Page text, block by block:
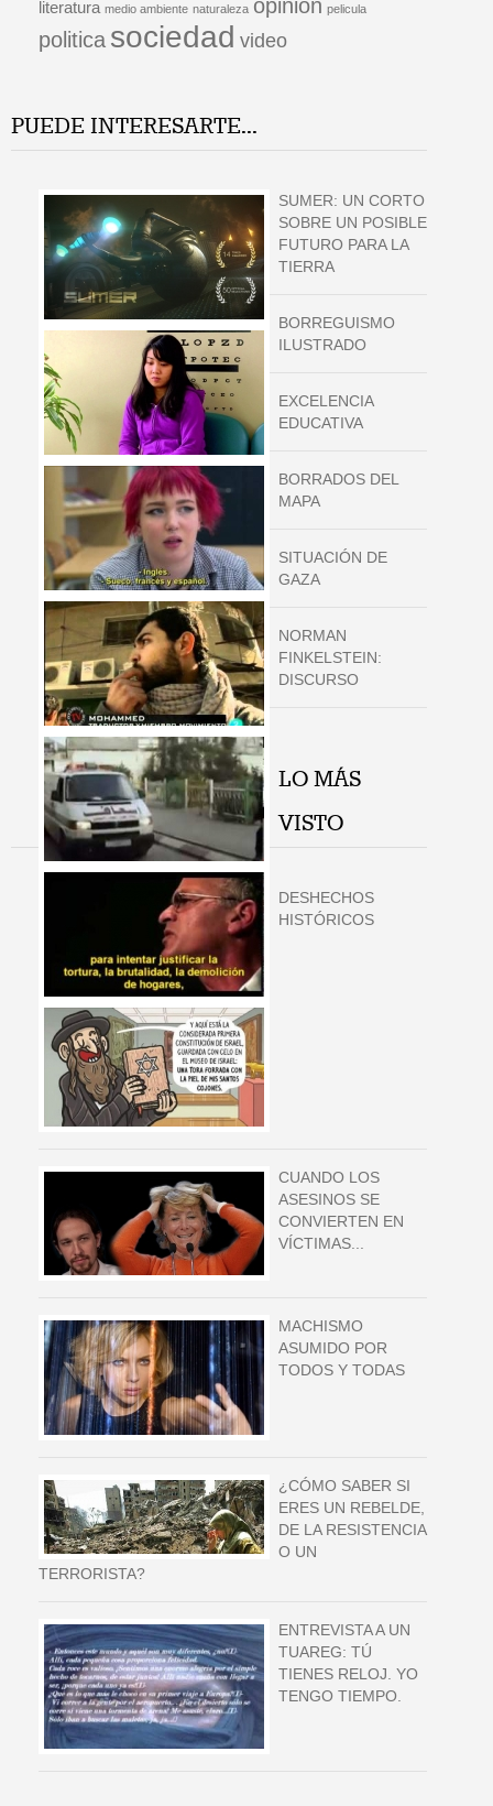
literatura medio ambiente naturaleza opinion pelicula
politica sociedad video
PUEDE INTERESARTE...
SUMER: UN CORTO
SOBRE UN POSIBLE
FUTURO PARA LA
TIERRA
BORREGUISMO
ILUSTRADO
EXCELENCIA
EDUCATIVA
BORRADOS DEL
MAPA
SITUACIÓN DE
GAZA
NORMAN
FINKELSTEIN:
DISCURSO
LO MÁS
VISTO
DESHECHOS
HISTÓRICOS
CUANDO LOS
ASESINOS SE
CONVIERTEN EN
VÍCTIMAS...
MACHISMO
ASUMIDO POR
TODOS Y TODAS
¿CÓMO SABER SI
ERES UN REBELDE,
DE LA RESISTENCIA
O UN
TERRORISTA?
ENTREVISTA A UN
TUAREG: TÚ
TIENES RELOJ. YO
TENGO TIEMPO.